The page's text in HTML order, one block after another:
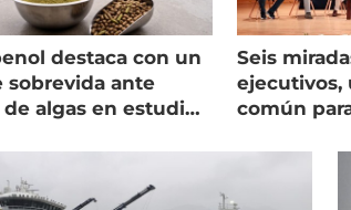
destaca con un
sobrevida ante
algas en estudio
Seis
ejecutivos,
común